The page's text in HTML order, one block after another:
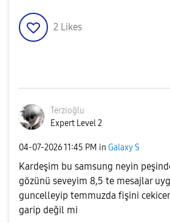
2 Likes
Terzioğlu
Expert Level 2
‎04-07-202611:45 PM in Galaxy S
Kardeşim bu samsung neyin
gözünü seveyim 8,5 te mesajlar
guncelleyip temmuzda fişini
garip değil mi